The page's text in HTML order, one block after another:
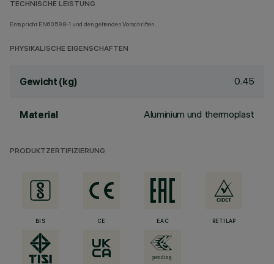
TECHNISCHE LEISTUNG
Entspricht EN60598-1 und den geltenden Vorschriften.
PHYSIKALISCHE EIGENSCHAFTEN
Gewicht (kg) 0.45
Material Aluminium und thermoplast
PRODUKTZERTIFIZIERUNG
BIS CE EAC RETILAP